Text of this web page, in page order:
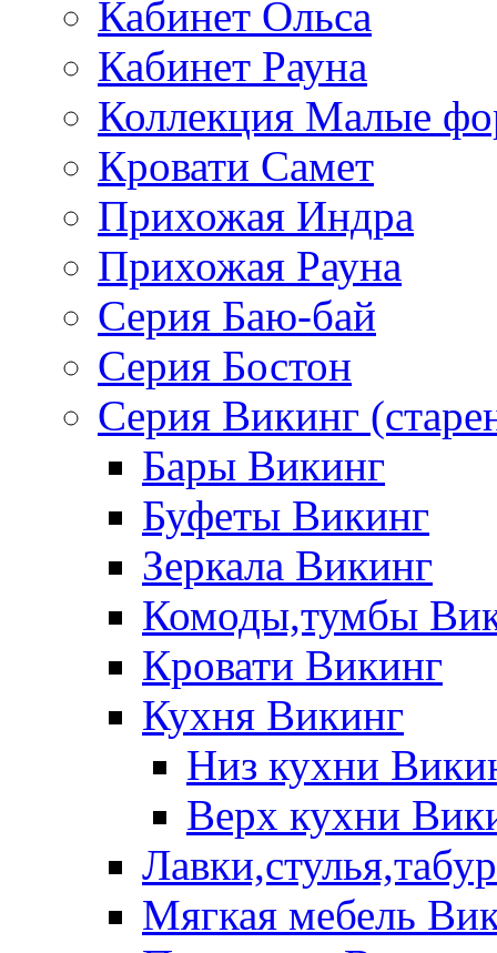
Кабинет Ольса
Кабинет Рауна
Коллекция Малые
Кровати Самет
Прихожая Индра
Прихожая Рауна
Серия Баю-бай
Серия Бостон
Серия Викинг
Бары Викинг
Буфеты Викинг
Зеркала Викинг
Комоды,тумбы
Кровати Викинг
Кухня Викинг
Низ кухни
Верх кухни
Мягкая мебель